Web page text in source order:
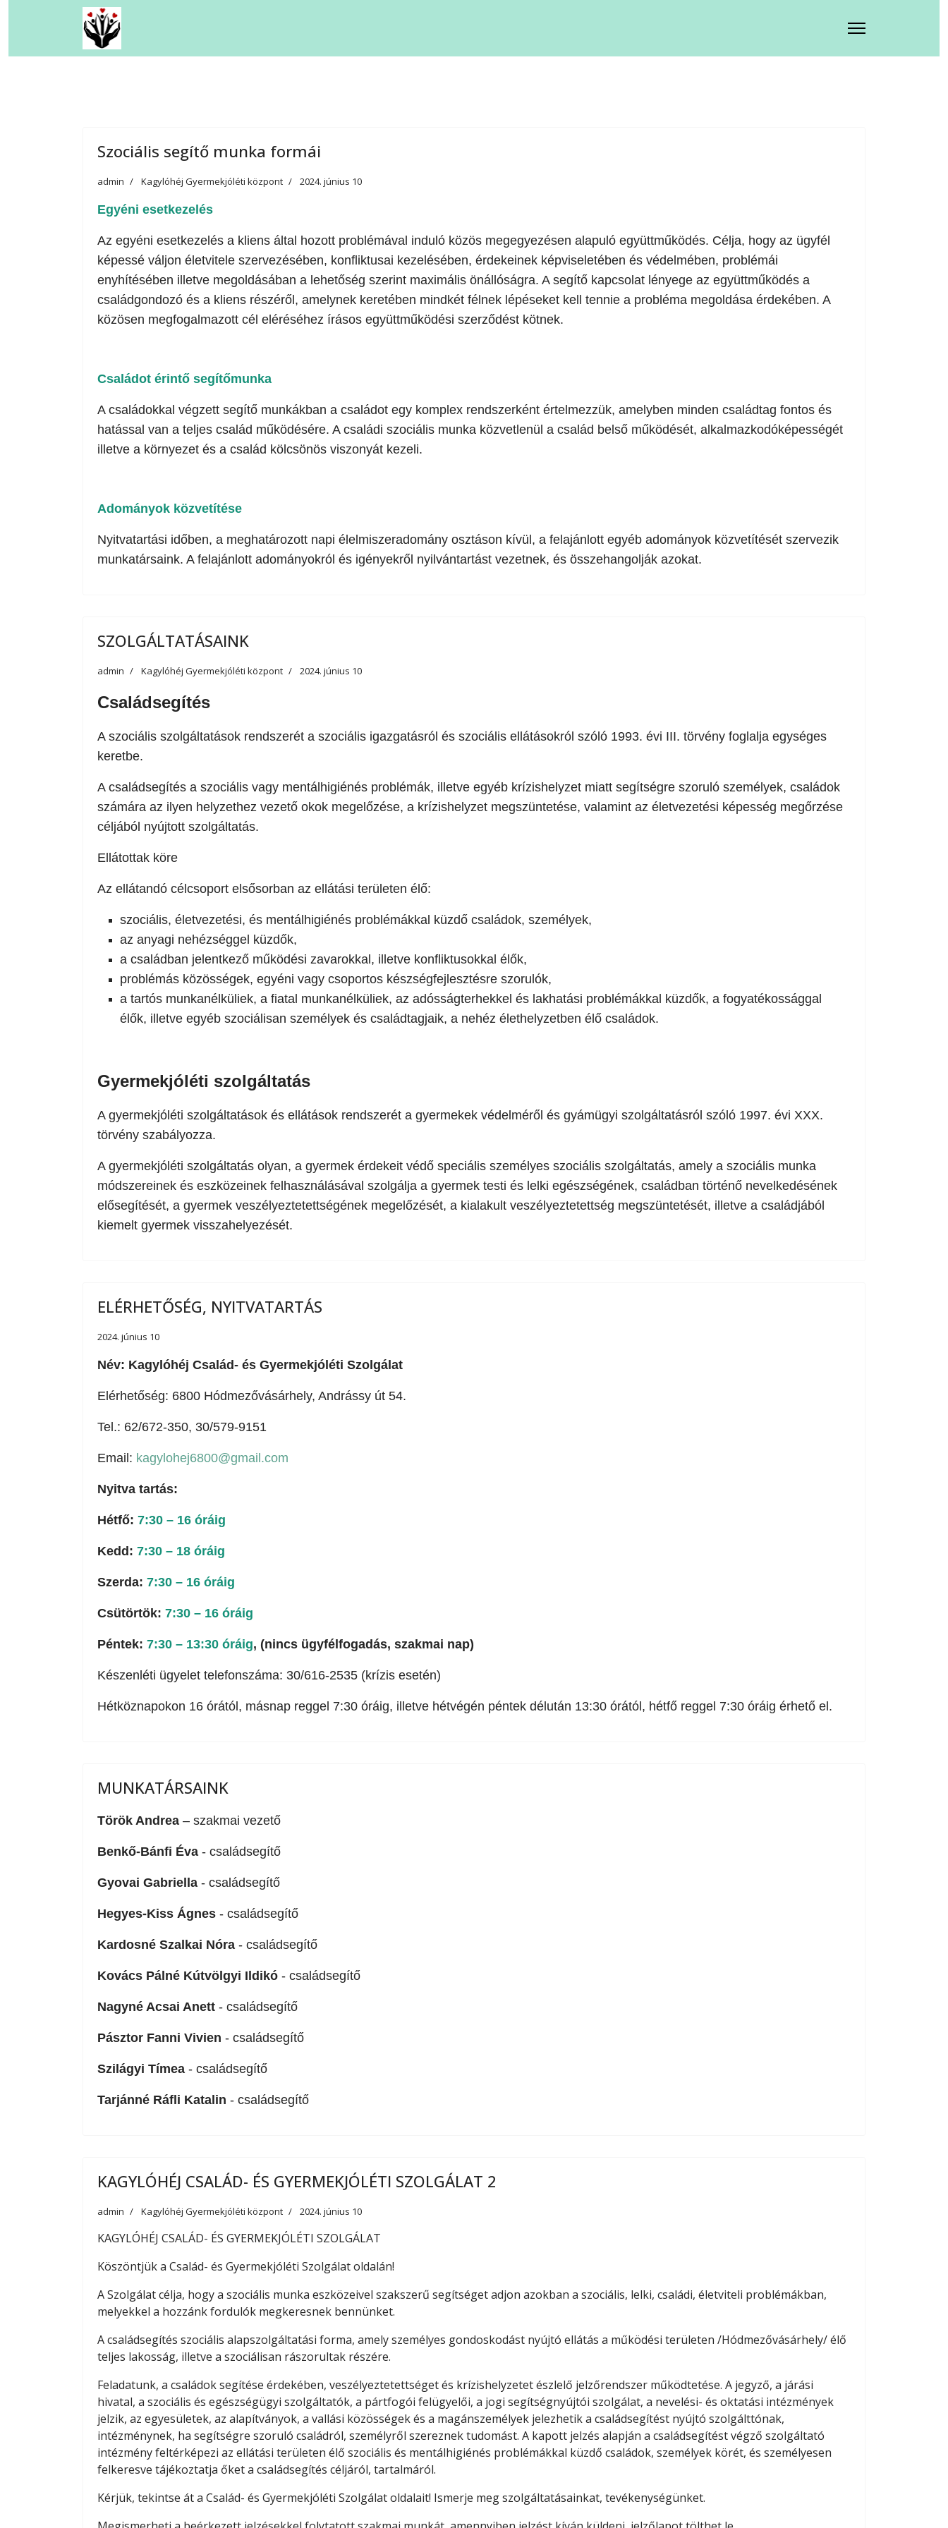
Kovács-Küry Időskorúak Otthona
Kagylóhéj Család - és Gyermekjóléti Központ
Csodaház Foglalkoztató Napközi
Iskolavédőnői Szolgálat
Mikkamakka Integratív Családi Játéktár
Szociális segítő munka formái
admin Kagylóhéj Gyermekjóléti központ 2024. június 10
Egyéni esetkezelés
Az egyéni esetkezelés a kliens által hozott problémával induló közös megegyezésen alapuló együttműködés. Célja, hogy az ügyfél
képessé váljon életvitele szervezésében, konfliktusai kezelésében, érdekeinek képviseletében és védelmében, problémái
enyhítésében illetve megoldásában a lehetőség szerint maximális önállóságra. A segítő kapcsolat lényege az együttműködés a
családgondozó és a kliens részéről, amelynek keretében mindkét félnek lépéseket kell tennie a probléma megoldása érdekében. A
közösen megfogalmazott cél eléréséhez írásos együttműködési szerződést kötnek.
Családot érintő segítőmunka
A családokkal végzett segítő munkákban a családot egy komplex rendszerként értelmezzük, amelyben minden családtag fontos és
hatással van a teljes család működésére. A családi szociális munka közvetlenül a család belső működését, alkalmazkodóképességét
illetve a környezet és a család kölcsönös viszonyát kezeli.
Adományok közvetítése
Nyitvatartási időben, a meghatározott napi élelmiszeradomány osztáson kívül, a felajánlott egyéb adományok közvetítését szervezik
munkatársaink. A felajánlott adományokról és igényekről nyilvántartást vezetnek, és összehangolják azokat.
SZOLGÁLTATÁSAINK
admin Kagylóhéj Gyermekjóléti központ 2024. június 10
Családsegítés
A szociális szolgáltatások rendszerét a szociális igazgatásról és szociális ellátásokról szóló 1993. évi III. törvény foglalja egységes
keretbe.
A családsegítés a szociális vagy mentálhigiénés problémák, illetve egyéb krízishelyzet miatt segítségre szoruló személyek, családok
számára az ilyen helyzethez vezető okok megelőzése, a krízishelyzet megszüntetése, valamint az életvezetési képesség megőrzése
céljából nyújtott szolgáltatás.
Ellátottak köre
Az ellátandó célcsoport elsősorban az ellátási területen élő:
szociális, életvezetési, és mentálhigiénés problémákkal küzdő családok, személyek,
az anyagi nehézséggel küzdők,
a családban jelentkező működési zavarokkal, illetve konfliktusokkal élők,
problémás közösségek, egyéni vagy csoportos készségfejlesztésre szorulók,
a tartós munkanélküliek, a fiatal munkanélküliek, az adósságterhekkel és lakhatási problémákkal küzdők, a fogyatékossággal
élők, illetve egyéb szociálisan személyek és családtagjaik, a nehéz élethelyzetben élő családok.
Gyermekjóléti szolgáltatás
A gyermekjóléti szolgáltatások és ellátások rendszerét a gyermekek védelméről és gyámügyi szolgáltatásról szóló 1997. évi XXX.
törvény szabályozza.
A gyermekjóléti szolgáltatás olyan, a gyermek érdekeit védő speciális személyes szociális szolgáltatás, amely a szociális munka
módszereinek és eszközeinek felhasználásával szolgálja a gyermek testi és lelki egészségének, családban történő nevelkedésének
elősegítését, a gyermek veszélyeztetettségének megelőzését, a kialakult veszélyeztetettség megszüntetését, illetve a családjából
kiemelt gyermek visszahelyezését.
ELÉRHETŐSÉG, NYITVATARTÁS
2024. június 10
Név: Kagylóhéj Család- és Gyermekjóléti Szolgálat
Elérhetőség: 6800 Hódmezővásárhely, Andrássy út 54.
Tel.: 62/672-350, 30/579-9151
Email: kagylohej6800@gmail.com
Nyitva tartás:
Hétfő: 7:30 – 16 óráig
Kedd: 7:30 – 18 óráig
Szerda: 7:30 – 16 óráig
Csütörtök: 7:30 – 16 óráig
Péntek: 7:30 – 13:30 óráig, (nincs ügyfélfogadás, szakmai nap)
Készenléti ügyelet telefonszáma: 30/616-2535 (krízis esetén)
Hétköznapokon 16 órától, másnap reggel 7:30 óráig, illetve hétvégén péntek délután 13:30 órától, hétfő reggel 7:30 óráig érhető el.
MUNKATÁRSAINK
Török Andrea – szakmai vezető
Benkő-Bánfi Éva - családsegítő
Gyovai Gabriella - családsegítő
Hegyes-Kiss Ágnes - családsegítő
Kardosné Szalkai Nóra - családsegítő
Kovács Pálné Kútvölgyi Ildikó - családsegítő
Nagyné Acsai Anett - családsegítő
Pásztor Fanni Vivien - családsegítő
Szilágyi Tímea - családsegítő
Tarjánné Ráfli Katalin - családsegítő
KAGYLÓHÉJ CSALÁD- ÉS GYERMEKJÓLÉTI SZOLGÁLAT 2
admin Kagylóhéj Gyermekjóléti központ 2024. június 10
KAGYLÓHÉJ CSALÁD- ÉS GYERMEKJÓLÉTI SZOLGÁLAT
Köszöntjük a Család- és Gyermekjóléti Szolgálat oldalán!
A Szolgálat célja, hogy a szociális munka eszközeivel szakszerű segítséget adjon azokban a szociális, lelki, családi, életviteli problémákban,
melyekkel a hozzánk fordulók megkeresnek bennünket.
A családsegítés szociális alapszolgáltatási forma, amely személyes gondoskodást nyújtó ellátás a működési területen /Hódmezővásárhely/ élő
teljes lakosság, illetve a szociálisan rászorultak részére.
Feladatunk, a családok segítése érdekében, veszélyeztetettséget és krízishelyzetet észlelő jelzőrendszer működtetése. A jegyző, a járási
hivatal, a szociális és egészségügyi szolgáltatók, a pártfogói felügyelői, a jogi segítségnyújtói szolgálat, a nevelési- és oktatási intézmények
jelzik, az egyesületek, az alapítványok, a vallási közösségek és a magánszemélyek jelezhetik a családsegítést nyújtó szolgálttónak,
intézménynek, ha segítségre szoruló családról, személyről szereznek tudomást. A kapott jelzés alapján a családsegítést végző szolgáltató
intézmény feltérképezi az ellátási területen élő szociális és mentálhigiénés problémákkal küzdő családok, személyek körét, és személyesen
felkeresve tájékoztatja őket a családsegítés céljáról, tartalmáról.
Kérjük, tekintse át a Család- és Gyermekjóléti Szolgálat oldalait! Ismerje meg szolgáltatásainkat, tevékenységünket.